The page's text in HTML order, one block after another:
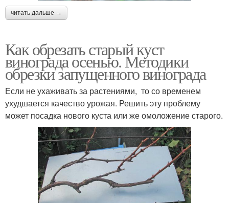
читать дальше →
Как обрезать старый куст
винограда осенью. Методики
обрезки запущенного винограда
Если не ухаживать за растениями, то со временем
ухудшается качество урожая. Решить эту проблему
может посадка нового куста или же омоложение старого.